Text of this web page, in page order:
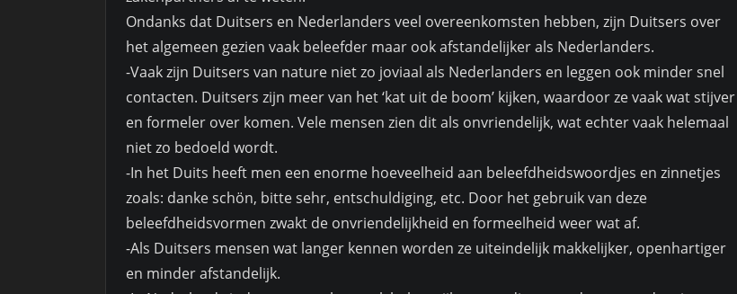
Ondanks dat Duitsers en Nederlanders veel overeenkomsten hebben, zijn Duitsers over
het algemeen gezien vaak beleefder maar ook afstandelijker als Nederlanders.
-Vaak zijn Duitsers van nature niet zo joviaal als Nederlanders en leggen ook minder snel
contacten. Duitsers zijn meer van het ‘kat uit de boom’ kijken, waardoor ze vaak wat stijver
en formeler over komen. Vele mensen zien dit als onvriendelijk, wat echter vaak helemaal
niet zo bedoeld wordt.
-In het Duits heeft men een enorme hoeveelheid aan beleefdheidswoordjes en zinnetjes
zoals: danke schön, bitte sehr, entschuldiging, etc. Door het gebruik van deze
beleefdheidsvormen zwakt de onvriendelijkheid en formeelheid weer wat af.
-Als Duitsers mensen wat langer kennen worden ze uiteindelijk makkelijker, openhartiger
en minder afstandelijk.